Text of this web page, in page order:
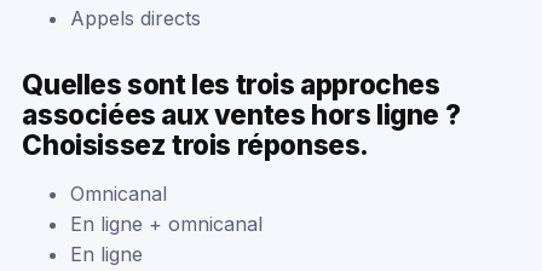
Appels directs
Quelles sont les trois approches
associées aux ventes hors ligne ?
Choisissez trois réponses.
Omnicanal
En ligne + omnicanal
En ligne